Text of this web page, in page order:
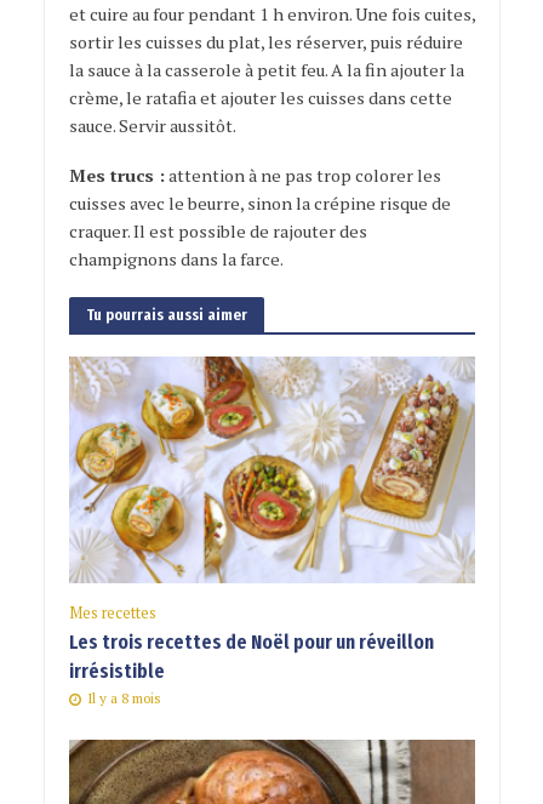
et cuire au four pendant 1 h environ. Une fois cuites,
sortir les cuisses du plat, les réserver, puis réduire
la sauce à la casserole à petit feu. A la fin ajouter la
crème, le ratafia et ajouter les cuisses dans cette
sauce. Servir aussitôt.
Mes trucs : attention à ne pas trop colorer les
cuisses avec le beurre, sinon la crépine risque de
craquer. Il est possible de rajouter des
champignons dans la farce.
Tu pourrais aussi aimer
Mes recettes
Les trois recettes de Noël pour un réveillon
irrésistible
Il y a 8 mois